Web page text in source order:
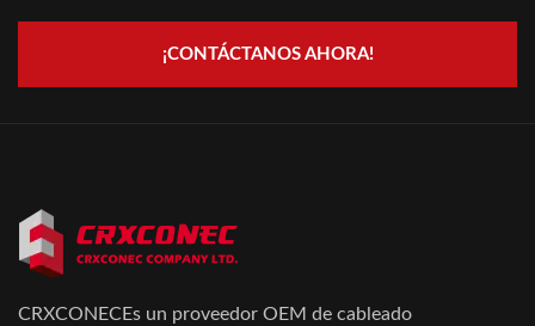
¡CONTÁCTANOS AHORA!
CRXCONECEs un proveedor OEM de cableado